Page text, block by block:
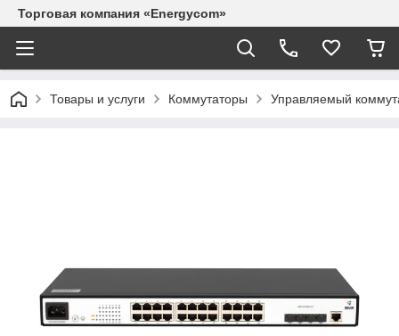
Торговая компания «Energycom»
Товары и услуги Коммутаторы Управляемый